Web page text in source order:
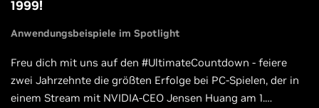
1999!
Anwendungsbeispiele im Spotlight
Freu dich mit uns auf den #UltimateCountdown - feiere
zwei Jahrzehnte die größten Erfolge bei PC-Spielen, der in
einem Stream mit NVIDIA-CEO Jensen Huang am 1.